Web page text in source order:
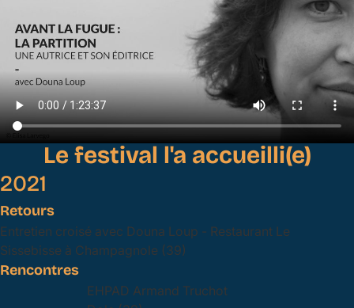
Le festival l'a accueilli(e)
2021
Retours
Entretien croisé avec Douna Loup - Restaurant Le
Sissebisse à Champagnole (39)
Rencontres
EHPAD Armand Truchot